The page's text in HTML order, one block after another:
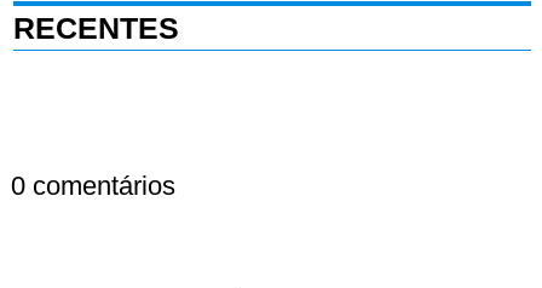
RECENTES
0 comentários